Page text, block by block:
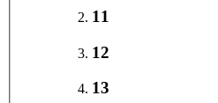
11
12
13